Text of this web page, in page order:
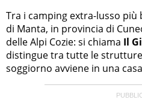
Tra i camping extra-lusso più
di Manta, in provincia di
delle Alpi Cozie: si chiama Il
distingue tra tutte le
soggiorno avviene in una